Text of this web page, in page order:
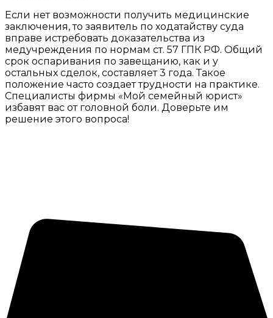
Если нет возможности получить медицинские
заключения, то заявитель по ходатайству суда
вправе истребовать доказательства из
медучреждения по нормам ст. 57 ГПК РФ. Общий
срок оспаривания по завещанию, как и у
остальных сделок, составляет 3 года. Такое
положение часто создает трудности на практике.
Специалисты фирмы «Мой семейный юрист»
избавят вас от головной боли. Доверьте им
решение этого вопроса!